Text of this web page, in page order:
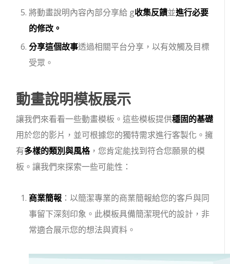
將動畫說明內容內部分享給 g收集反饋並進行必要
的修改。
分享這個故事透過相關平台分享，以有效觸及目標
受眾。
動畫說明模板展示
讓我們來看看一些動畫模板。這些模板提供穩固的基礎
用於您的影片，並可根據您的獨特需求進行客製化。擁
有多樣的類別與風格，您肯定能找到符合您願景的模
板。讓我們來探索一些可能性：
商業簡報 ：以簡潔專業的商業簡報給您的客戶與同
事留下深刻印象。此模板具備簡潔現代的設計，非
常適合展示您的想法與資料。